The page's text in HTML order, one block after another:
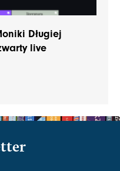
Długiej
live